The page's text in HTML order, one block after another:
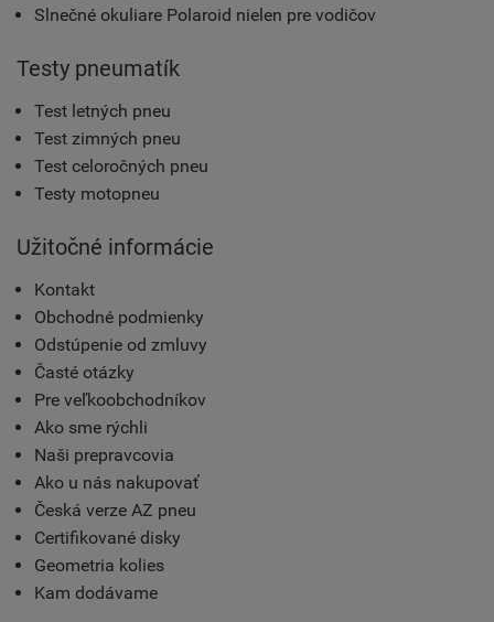
Slnečné okuliare Polaroid nielen pre vodičov
Testy pneumatík
Test letných pneu
Test zimných pneu
Test celoročných pneu
Testy motopneu
Užitočné informácie
Kontakt
Obchodné podmienky
Odstúpenie od zmluvy
Časté otázky
Pre veľkoobchodníkov
Ako sme rýchli
Naši prepravcovia
Ako u nás nakupovať
Česká verze AZ pneu
Certifikované disky
Geometria kolies
Kam dodávame